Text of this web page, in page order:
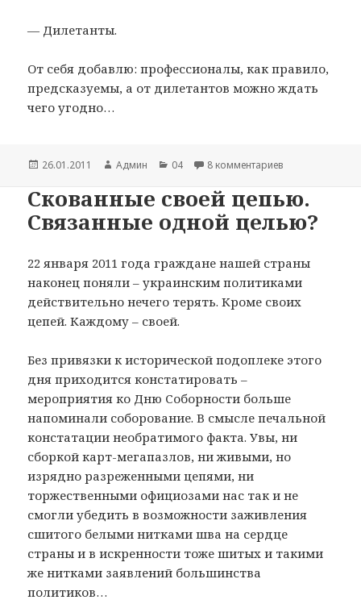
— Дилетанты.
От себя добавлю: профессионалы, как правило,
предсказуемы, а от дилетантов можно ждать
чего угодно…
Опубликовано
26.01.2011 Автор
Админ Рубрики
04 8 комментариев
Скованные своей цепью.
Связанные одной целью?
22 января 2011 года граждане нашей страны
наконец поняли – украинским политиками
действительно нечего терять. Кроме своих
цепей. Каждому – своей.
Без привязки к исторической подоплеке этого
дня приходится констатировать –
мероприятия ко Дню Соборности больше
напоминали соборование. В смысле печальной
констатации необратимого факта. Увы, ни
сборкой карт-мегапазлов, ни живыми, но
изрядно разреженными цепями, ни
торжественными официозами нас так и не
смогли убедить в возможности заживления
сшитого белыми нитками шва на сердце
страны и в искренности тоже шитых и такими
же нитками заявлений большинства
политиков…